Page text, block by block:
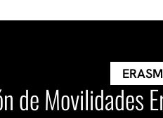
de Movilidades